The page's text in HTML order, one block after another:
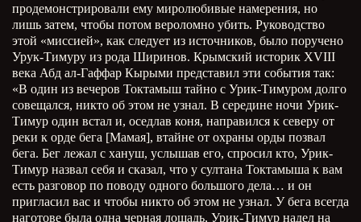
продемонстрировали ему миролюбивые намерения, но
лишь затем, чтобы потом вероломно убить. Руководство
этой «миссией», как следует из источников, было поручено
Урук-Тимуру из рода Ширинов. Крымский историк XVIII
века Абд ал-Гаффар Кырыми представил эти события так:
«В один из вечеров Токтамыш тайно с Урик-Тимуром долго
совещался, никто об этом не узнал. В середине ночи Урик-
Тимур один встал и, оседлав коня, направился к северу от
реки к орде бега [Мамая], втайне от охраны орды позвал
бега. Бег лежал с хануш, услышав его, спросил кто, Урик-
Тимур назвал себя и сказал, что у султана Токтамыша к вам
есть разговор по поводу одного большого дела… и он
пригласил вас и чтобы никто об этом не узнал. У бега всегда
наготове была одна черная лошадь, Урик-Тимур надел на